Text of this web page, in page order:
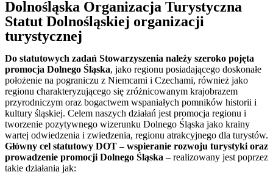
Dolnośląska Organizacja Turystyczna
Statut Dolnośląskiej organizacji
turystycznej
Do statutowych zadań Stowarzyszenia należy szeroko pojęta
promocja Dolnego Śląska, jako regionu posiadającego doskonałe
położenie na pograniczu z Niemcami i Czechami, również jako
regionu charakteryzującego się zróżnicowanym krajobrazem
przyrodniczym oraz bogactwem wspaniałych pomników historii i
kultury śląskiej. Celem naszych działań jest promocja regionu i
tworzenie pozytywnego wizerunku Dolnego Śląska jako krainy
wartej odwiedzenia i zwiedzenia, regionu atrakcyjnego dla turystów.
Główny cel statutowy DOT – wspieranie rozwoju turystyki oraz
prowadzenie promocji Dolnego Śląska – realizowany jest poprzez
takie działania jak: